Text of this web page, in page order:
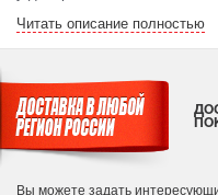
Читать описание полностью
Вы можете задать